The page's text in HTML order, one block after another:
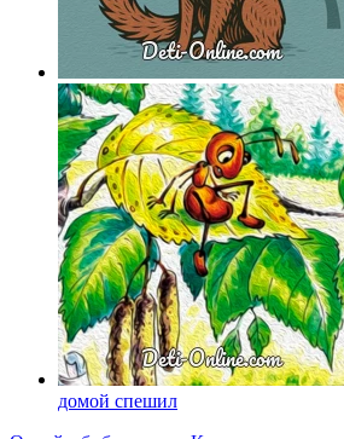
домой спешил